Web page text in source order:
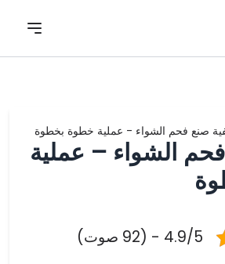
صنع فحم الشواء - عملية خطوة بخطوة
الشواء – عملية
4.9/5 - (92 صوت)